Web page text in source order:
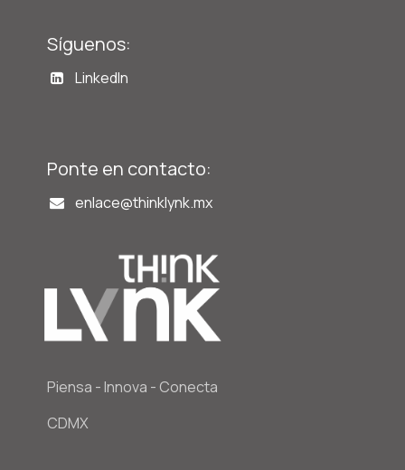
Síguenos:
LinkedIn
Ponte en contacto:
enlace@thinklynk.mx
Piensa - Innova - Conecta
CDMX